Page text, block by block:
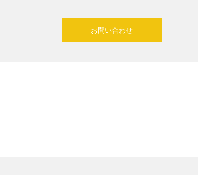
お問い合わせ